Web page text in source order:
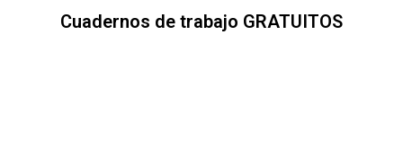
Cuadernos de trabajo GRATUITOS